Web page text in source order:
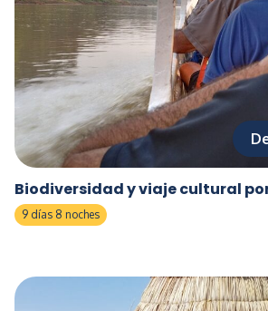
Biodiversidad y viaje cultural
9 días 8 noches